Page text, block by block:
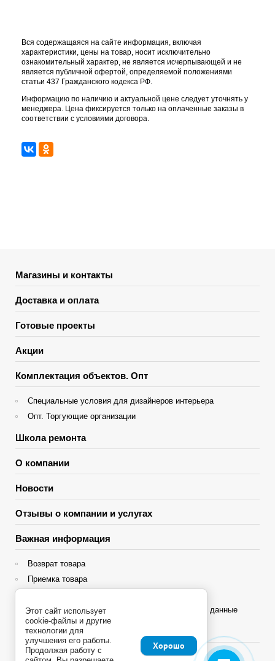
Вся содержащаяся на сайте информация, включая
характеристики, цены на товар, носит исключительно
ознакомительный характер, не является исчерпывающей и не
является публичной офертой, определяемой положениями
статьи 437 Гражданского кодекса РФ.
Информацию по наличию и актуальной цене следует уточнять у
менеджера. Цена фиксируется только на оплаченные заказы в
соответствии с условиями договора.
Магазины и контакты
Доставка и оплата
Готовые проекты
Акции
Комплектация объектов. Опт
Специальные условия для дизайнеров интерьера
Опт. Торгующие организации
Школа ремонта
О компании
Новости
Отзывы о компании и услугах
Важная информация
Возврат товара
Приемка товара
Политика конфиденциальности и персональные данные
Яндекс Сплит
Этот сайт использует
cookie-файлы и другие
технологии для
улучшения его работы.
Продолжая работу с
Хорошо